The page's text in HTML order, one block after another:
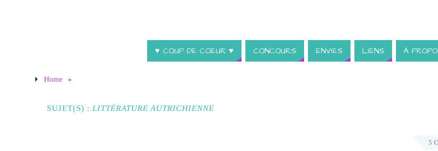
♥ COUP DE COEUR ♥ CONCOURS ENVIES LIENS À
Home »
SUJET(S) : LITTÉRATURE AUTRICHIENNE
5